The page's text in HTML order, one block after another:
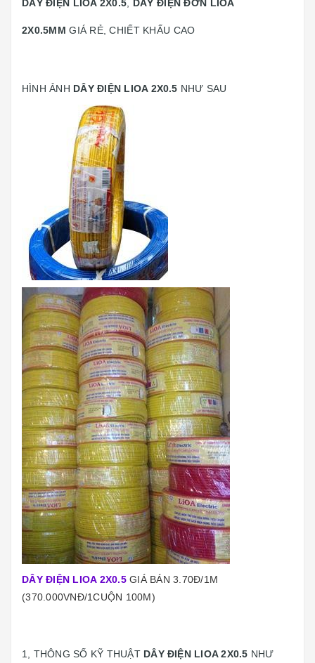
DÂY ĐIỆN LIOA 2X0.5 DÂY ĐIỆN ĐƠN LIOA
2X0.5MM GIÁ RẺ, CHIẾT KHẤU CAO
HÌNH ẢNH DÂY ĐIỆN LIOA 2X0.5 NHƯ SAU
DÂY ĐIỆN LIOA 2X0.5 GIÁ BÁN 3.70Đ/1M
(370.000VNĐ/1CUỘN 100M)
1, THÔNG SỐ KỸ THUẬT DÂY ĐIỆN LIOA 2X0.5 NHƯ